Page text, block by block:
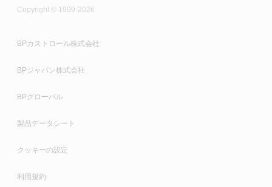
Copyright © 1999-2026
BPカストロール株式会社
BPジャパン株式会社
BPグローバル
製品データシート
クッキーの設定
利用規約